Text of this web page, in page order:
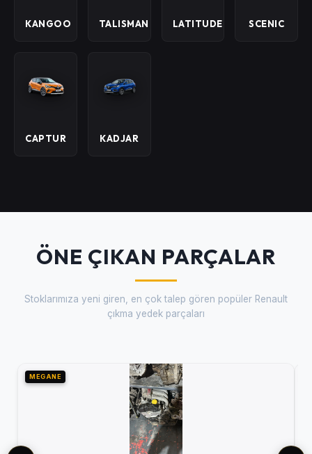
KANGOO TALISMAN LATITUDE SCENIC
CAPTUR KADJAR
ÖNE ÇIKAN PARÇALAR
Stoklarımıza yeni giren, en çok talep gören popüler Renault
çıkma yedek parçaları
MEGANE